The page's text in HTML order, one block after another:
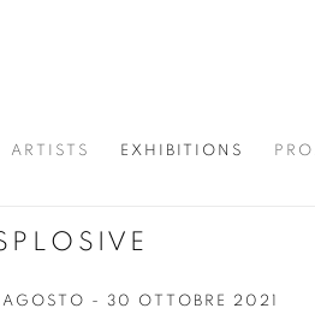
ARTISTS EXHIBITIONS
AGOSTO - 30 OTTOBRE 2021